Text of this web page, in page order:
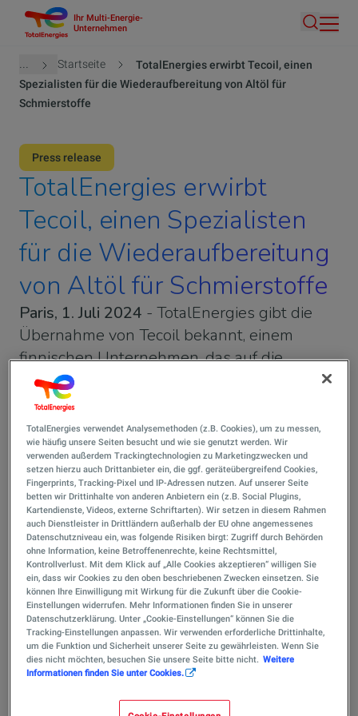
Inhalt
Ihr Multi-Energie-
Unternehmen
Suche
Pfadnavigation
... Startseite
TotalEnergies erwirbt Tecoil, einen
Spezialisten für die Wiederaufbereitung von Altöl für
Schmierstoffe
Press release
TotalEnergies erwirbt
Tecoil, einen Spezialisten
für die Wiederaufbereitung
von Altöl für Schmierstoffe
Paris, 1. Juli 2024 - TotalEnergies gibt die
Übernahme von Tecoil bekannt, einem
finnischen Unternehmen, das auf die
Herstellung von reraffinierten Grundölen
(RRBO) spezialisiert ist und über das
effizienteste Verfahren zur Aufbereitung
von Altöl auf dem Markt verfügt.
Tecoil betreibt derzeit in Hamina,
Ostfinnland, eine Produktionsanlage für
50.000 Tonnen RRBOs pro Jahr. Tecoil hat
ein eigenes Kreislaufwirtschaftsnetzwerk
für die Sammlung gebrauchter
Schmierstoffe in Europa und die Versorgung
seiner Anlage entwickelt.
Durch ein von Tecoil optimiertes Verfahren,
TotalEnergies verwendet Analysemethoden (z.B. Cookies), um zu messen,
wie häufig unsere Seiten besucht und wie sie genutzt werden. Wir
verwenden außerdem Trackingtechnologien zu Marketingzwecken und
setzen hierzu auch Drittanbieter ein, die ggf. geräteübergreifend Cookies,
Fingerprints, Tracking-Pixel und IP-Adressen nutzen. Auf unserer Seite
betten wir Drittinhalte von anderen Anbietern ein (z.B. Social Plugins,
Kartendienste, Videos, externe Schriftarten). Wir setzen in diesem Rahmen
auch Dienstleister in Drittländern außerhalb der EU ohne angemessenes
Datenschutzniveau ein, was folgende Risiken birgt: Zugriff durch Behörden
ohne Information, keine Betroffenenrechte, keine Rechtsmittel,
Kontrollverlust. Mit dem Klick auf „Alle Cookies akzeptieren“ willigen Sie
ein, dass wir Cookies zu den oben beschriebenen Zwecken einsetzen. Sie
können Ihre Einwilligung mit Wirkung für die Zukunft über die Cookie-
Einstellungen widerrufen. Mehr Informationen finden Sie in unserer
Datenschutzerklärung. Unter „Cookie-Einstellungen“ können Sie die
Tracking-Einstellungen anpassen. Wir verwenden erforderliche Drittinhalte,
um die Funktion und Sicherheit unserer Seite zu gewährleisten. Wenn Sie
dies nicht möchten, besuchen Sie unsere Seite bitte nicht. Weitere
Informationen finden Sie unter Cookies.